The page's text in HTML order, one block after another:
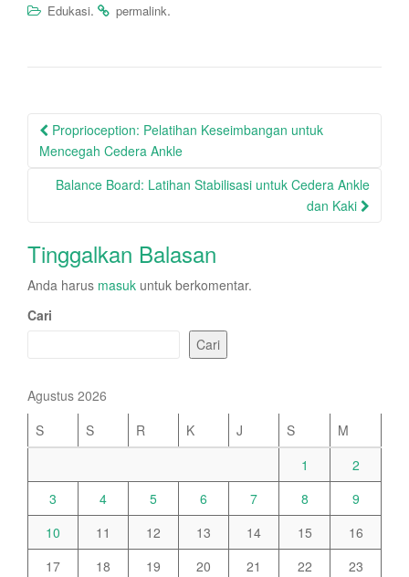
Edukasi. permalink.
Post
navigation
Proprioception: Pelatihan Keseimbangan untuk
Mencegah Cedera Ankle
Balance Board: Latihan Stabilisasi untuk Cedera Ankle
dan Kaki
Tinggalkan Balasan
Anda harus masuk untuk berkomentar.
Cari
Cari
Agustus 2026
S
S R K J S
M
1
2
3
4 5 6 7 8
9
10
11 12 13 14 15
16
17
18 19 20 21 22
23